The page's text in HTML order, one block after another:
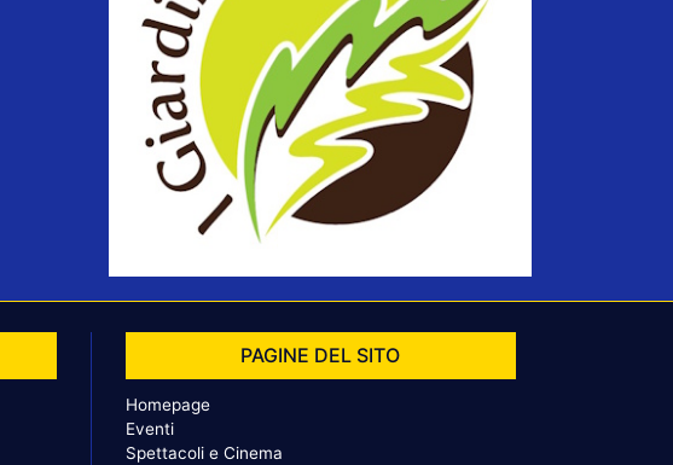
PAGINE DEL SITO
Homepage
Eventi
Spettacoli e Cinema